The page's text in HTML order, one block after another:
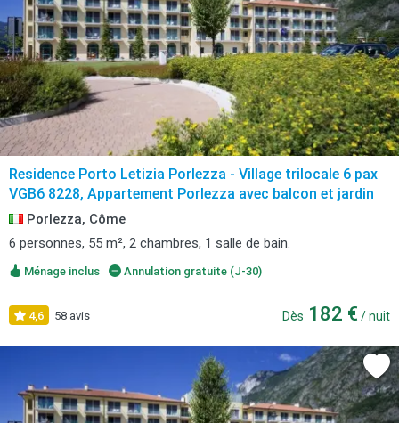
Residence Porto Letizia Porlezza - Village trilocale 6 pax
VGB6 8228, Appartement Porlezza avec balcon et jardin
Porlezza, Côme
6 personnes, 55 m², 2 chambres, 1 salle de bain.
Ménage inclus Annulation gratuite (J-30)
4,6 58 avis Dès 182 € / nuit